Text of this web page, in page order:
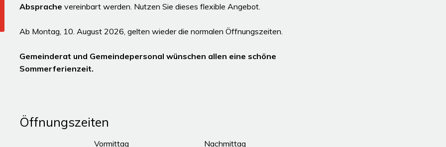
Absprache vereinbart werden. Nutzen Sie dieses flexible Angebot.
Ab Montag, 10. August 2026, gelten wieder die normalen Öffnungszeiten.
Gemeinderat und Gemeindepersonal wünschen allen eine schöne
Sommerferienzeit.
Öffnungszeiten
Öffnungszeiten Vormittag
Vormittag Nachmittag